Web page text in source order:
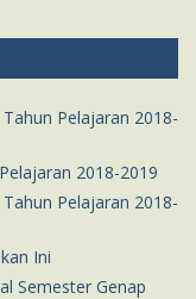
Tahun Pelajaran 2018-
2018-2019
Tahun Pelajaran 2018-
Ini
Semester Genap